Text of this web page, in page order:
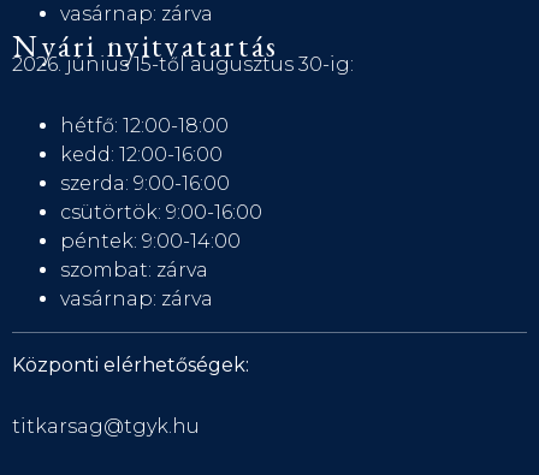
vasárnap: zárva
Nyári nyitvatartás
2026. június 15-től augusztus 30-ig:
hétfő: 12:00-18:00
kedd: 12:00-16:00
szerda: 9:00-16:00
csütörtök: 9:00-16:00
péntek: 9:00-14:00
szombat: zárva
vasárnap: zárva
Központi elérhetőségek:
titkarsag@tgyk.hu